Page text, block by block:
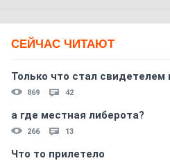
СЕЙЧАС ЧИТАЮТ
Только что стал свидетелем
869 42
а где местная либерота?
266 13
Что то прилетело